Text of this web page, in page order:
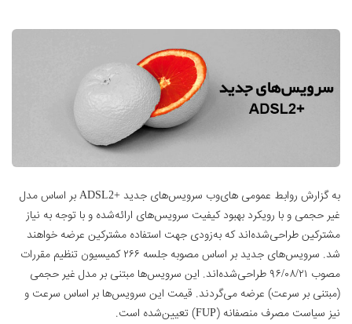
به گزارش روابط عمومی های‌وب سرویس‌های جدید +ADSL2 بر اساس مدل
غیر حجمی و با رویکرد بهبود کیفیت سرویس‌های ارائه‌شده و با توجه به نیاز
مشترکین طراحی‌شده‌اند که به‌زودی جهت استفاده مشترکین عرضه خواهند
شد. سرویس‌های جدید بر اساس مصوبه جلسه ۲۶۶ کمیسیون تنظیم مقررات
مصوب ۹۶/۰۸/۲۱ طراحی‌شده‌اند. این سرویس‌ها مبتنی بر مدل غیر حجمی
(مبتنی بر سرعت) عرضه می‌گردند. قیمت این سرویس‌ها بر اساس سرعت و
نیز سیاست مصرف منصفانه (FUP) تعیین‌شده است.